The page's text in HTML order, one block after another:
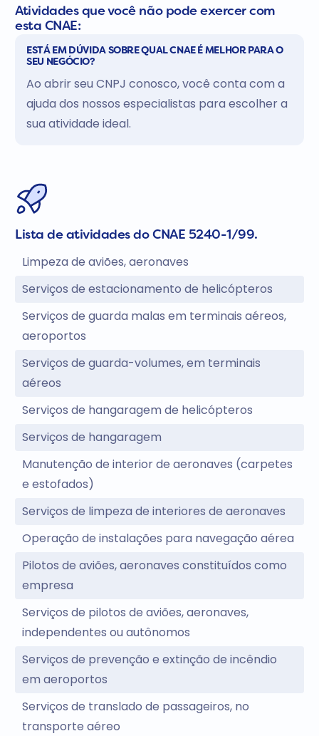
Atividades que você não pode exercer com
esta CNAE:
ESTÁ EM DÚVIDA SOBRE QUAL CNAE É MELHOR PARA O
SEU NEGÓCIO?
Ao abrir seu CNPJ conosco, você conta com a
ajuda dos nossos especialistas para escolher a
sua atividade ideal.
Lista de atividades do CNAE 5240-1/99.
Limpeza de aviões, aeronaves
Serviços de estacionamento de helicópteros
Serviços de guarda malas em terminais aéreos,
aeroportos
Serviços de guarda-volumes, em terminais
aéreos
Serviços de hangaragem de helicópteros
Serviços de hangaragem
Manutenção de interior de aeronaves (carpetes
e estofados)
Serviços de limpeza de interiores de aeronaves
Operação de instalações para navegação aérea
Pilotos de aviões, aeronaves constituídos como
empresa
Serviços de pilotos de aviões, aeronaves,
independentes ou autônomos
Serviços de prevenção e extinção de incêndio
em aeroportos
Serviços de translado de passageiros, no
transporte aéreo